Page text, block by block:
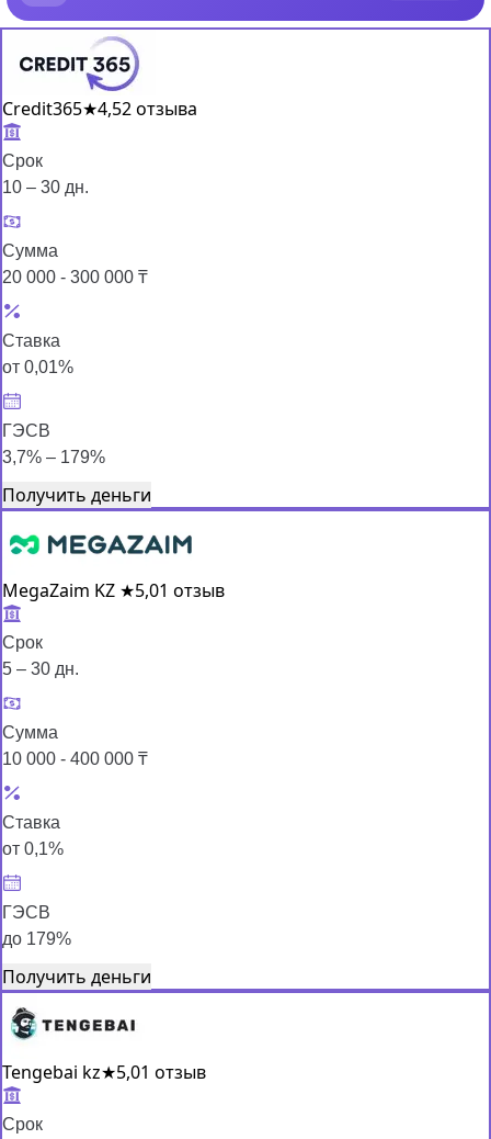
Credit365★4,52 отзыва
Срок
10 – 30 дн.
Сумма
20 000 - 300 000 ₸
Ставка
от 0,01%
ГЭСВ
3,7% – 179%
Получить деньги
MegaZaim KZ ★5,01 отзыв
Срок
5 – 30 дн.
Сумма
10 000 - 400 000 ₸
Ставка
от 0,1%
ГЭСВ
до 179%
Получить деньги
Tengebai kz★5,01 отзыв
Срок